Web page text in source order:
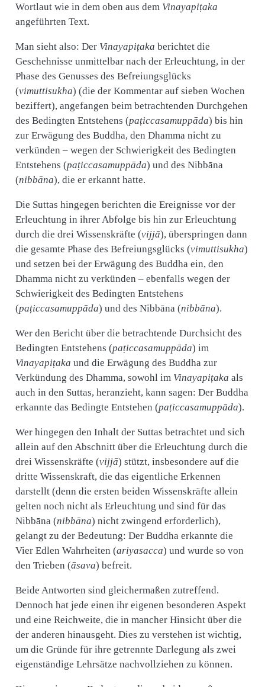
Wortlaut wie in dem oben aus dem Vinayapiṭaka
angeführten Text.
Man sieht also: Der Vinayapiṭaka berichtet die
Geschehnisse unmittelbar nach der Erleuchtung, in der
Phase des Genusses des Befreiungsglücks
(vimuttisukha) (die der Kommentar auf sieben Wochen
beziffert), angefangen beim betrachtenden Durchgehen
des Bedingten Entstehens (paṭiccasamuppāda) bis hin
zur Erwägung des Buddha, den Dhamma nicht zu
verkünden – wegen der Schwierigkeit des Bedingten
Entstehens (paṭiccasamuppāda) und des Nibbāna
(nibbāna), die er erkannt hatte.
Die Suttas hingegen berichten die Ereignisse vor der
Erleuchtung in ihrer Abfolge bis hin zur Erleuchtung
durch die drei Wissenskräfte (vijjā), überspringen dann
die gesamte Phase des Befreiungsglücks (vimuttisukha)
und setzen bei der Erwägung des Buddha ein, den
Dhamma nicht zu verkünden – ebenfalls wegen der
Schwierigkeit des Bedingten Entstehens
(paṭiccasamuppāda) und des Nibbāna (nibbāna).
Wer den Bericht über die betrachtende Durchsicht des
Bedingten Entstehens (paṭiccasamuppāda) im
Vinayapiṭaka und die Erwägung des Buddha zur
Verkündung des Dhamma, sowohl im Vinayapiṭaka als
auch in den Suttas, heranzieht, kann sagen: Der Buddha
erkannte das Bedingte Entstehen (paṭiccasamuppāda).
Wer hingegen den Inhalt der Suttas betrachtet und sich
allein auf den Abschnitt über die Erleuchtung durch die
drei Wissenskräfte (vijjā) stützt, insbesondere auf die
dritte Wissenskraft, die das eigentliche Erkennen
darstellt (denn die ersten beiden Wissenskräfte allein
gelten noch nicht als Erleuchtung und sind für das
Nibbāna (nibbāna) nicht zwingend erforderlich),
gelangt zu der Bedeutung: Der Buddha erkannte die
Vier Edlen Wahrheiten (ariyasacca) und wurde so von
den Trieben (āsava) befreit.
Beide Antworten sind gleichermaßen zutreffend.
Dennoch hat jede einen ihr eigenen besonderen Aspekt
und eine Reichweite, die in mancher Hinsicht über die
der anderen hinausgeht. Dies zu verstehen ist wichtig,
um die Gründe für ihre getrennte Darlegung als zwei
eigenständige Lehrsätze nachvollziehen zu können.